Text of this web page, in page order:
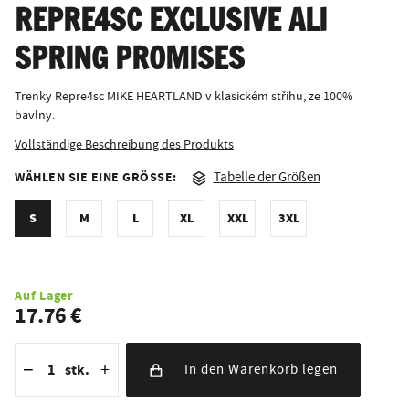
REPRE4SC EXCLUSIVE ALI
SPRING PROMISES
Trenky Repre4sc MIKE HEARTLAND v klasickém střihu, ze 100%
bavlny.
Vollständige Beschreibung des Produkts
WÄHLEN SIE EINE GRÖSSE: Tabelle der Größen
S M L XL XXL 3XL
Auf Lager
17.76 €
− stk. + In den Warenkorb legen